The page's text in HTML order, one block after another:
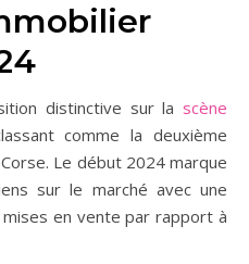
distinctive sur la scène
comme la deuxième
Le début 2024 marque
sur le marché avec une
en vente par rapport à